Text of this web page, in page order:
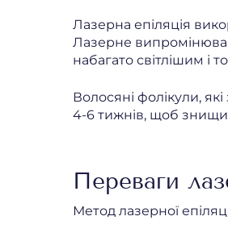
Лазерна епіляція
Лазерне
набагато світлішим і
Волосяні фолікули,
4-6 тижнів, щоб
Переваги
Метод лазерної